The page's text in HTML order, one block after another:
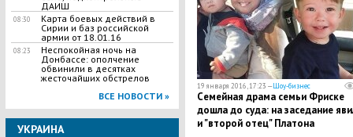
ДАИШ
08:30
Карта боевых действий в
Сирии и баз российской
армии от 18.01.16
08:23
Неспокойная ночь на
Донбассе: ополчение
обвинили в десятках
жесточайших обстрелов
ВСЕ НОВОСТИ »
УКРАИНА
19 января 2016, 17:23 —Шоу-бизнес
Семейная драма семьи Фриске
дошла до суда: на заседание
и "второй отец" Платона